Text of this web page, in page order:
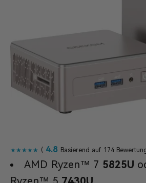
★★★★★ (4.8 Basierend auf 174
AMD Ryzen™ 7 5825U